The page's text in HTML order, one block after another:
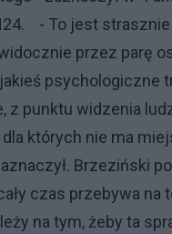
- To jest
przez parę
psychologiczne
z punktu widzenia
dla których nie ma
Brzeziński
czas przebywa na
na tym, żeby ta